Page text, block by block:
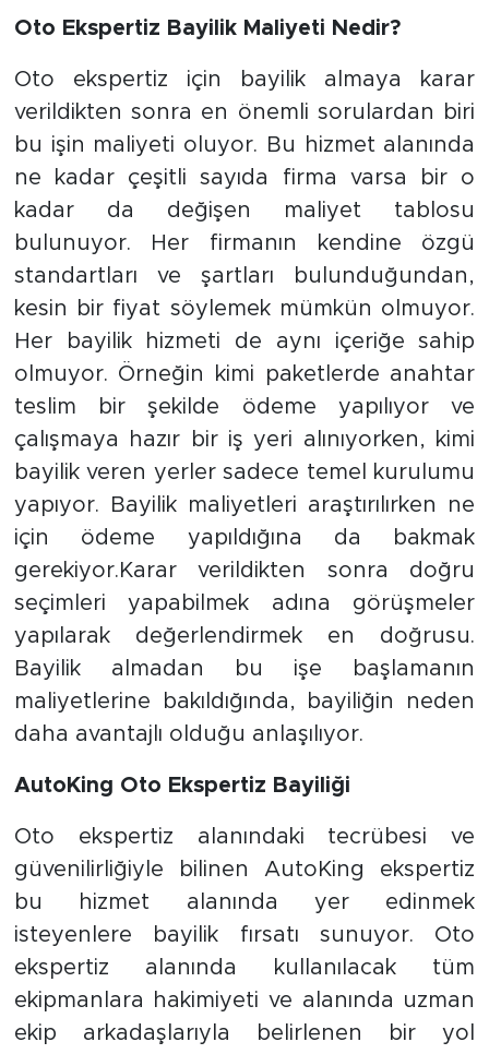
Oto Ekspertiz Bayilik Maliyeti Nedir?
Oto ekspertiz için bayilik almaya karar
verildikten sonra en önemli sorulardan biri
bu işin maliyeti oluyor. Bu hizmet alanında
ne kadar çeşitli sayıda firma varsa bir o
kadar da değişen maliyet tablosu
bulunuyor. Her firmanın kendine özgü
standartları ve şartları bulunduğundan,
kesin bir fiyat söylemek mümkün olmuyor.
Her bayilik hizmeti de aynı içeriğe sahip
olmuyor. Örneğin kimi paketlerde anahtar
teslim bir şekilde ödeme yapılıyor ve
çalışmaya hazır bir iş yeri alınıyorken, kimi
bayilik veren yerler sadece temel kurulumu
yapıyor. Bayilik maliyetleri araştırılırken ne
için ödeme yapıldığına da bakmak
gerekiyor.Karar verildikten sonra doğru
seçimleri yapabilmek adına görüşmeler
yapılarak değerlendirmek en doğrusu.
Bayilik almadan bu işe başlamanın
maliyetlerine bakıldığında, bayiliğin neden
daha avantajlı olduğu anlaşılıyor.
AutoKing Oto Ekspertiz Bayiliği
Oto ekspertiz alanındaki tecrübesi ve
güvenilirliğiyle bilinen AutoKing ekspertiz
bu hizmet alanında yer edinmek
isteyenlere bayilik fırsatı sunuyor. Oto
ekspertiz alanında kullanılacak tüm
ekipmanlara hakimiyeti ve alanında uzman
ekip arkadaşlarıyla belirlenen bir yol